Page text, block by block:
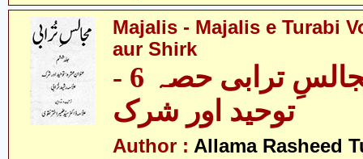
Majalis - Majalis e Turabi
aur Shirk
مجالس - مجالسِ ترابی حصہ 6 -
توحید اور شرک
Author : Allama Rasheed